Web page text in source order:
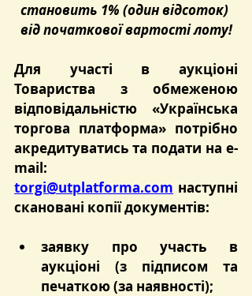
становить 1% (один відсоток)
від початкової вартості лоту!
Для участі в аукціоні
Товариства з обмеженою
відповідальністю «Українська
торгова платформа» потрібно
акредитуватись та подати на e-
torgi@utplatforma.com наступні
скановані копії документів:
заявку про участь в
аукціоні (з підписом та
печаткою (за наявності);